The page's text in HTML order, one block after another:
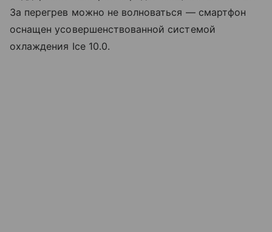
За перегрев можно не волноваться — смартфон
оснащен усовершенствованной системой
охлаждения Ice 10.0.